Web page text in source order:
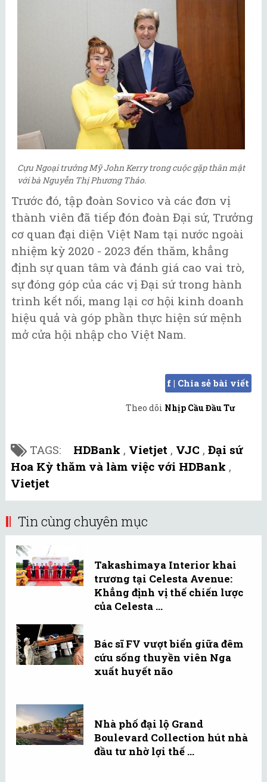
Cựu Ngoại trưởng Mỹ John Kerry trong cuộc gặp thân mật
với bà Nguyễn Thị Phương Thảo.
Trước đó, tập đoàn Sovico và các đơn vị
thành viên đã tiếp đón đoàn Đại sứ, Trưởng
cơ quan đại diện Việt Nam tại nước ngoài
nhiệm kỳ 2020 - 2023 đến thăm, khẳng
định sự quan tâm và đánh giá cao vai trò,
sự đóng góp của các vị Đại sứ trong hành
trình kết nối, mang lại cơ hội kinh doanh
hiệu quả và góp phần thực hiện sứ mệnh
mở cửa hội nhập cho Việt Nam.
f | Chia sẻ bài viết
Theo dõi Nhịp Cầu Đầu Tư
TAGS: HDBank , Vietjet , VJC , Đại sứ
Hoa Kỳ thăm và làm việc với HDBank ,
Vietjet
Tin cùng chuyên mục
Takashimaya Interior khai
trương tại Celesta Avenue:
Khẳng định vị thế chiến lược
của Celesta ...
Bác sĩ FV vượt biển giữa đêm
cứu sống thuyền viên Nga
xuất huyết não
Nhà phố đại lộ Grand
Boulevard Collection hút nhà
đầu tư nhờ lợi thế ...